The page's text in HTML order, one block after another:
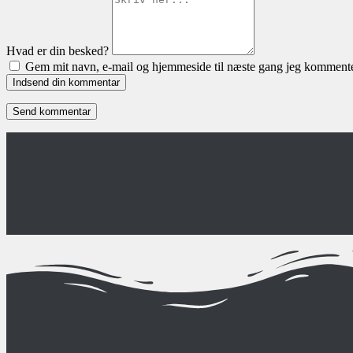
Hvad er din besked?
Gem mit navn, e-mail og hjemmeside til næste gang jeg
Indsend din kommentar